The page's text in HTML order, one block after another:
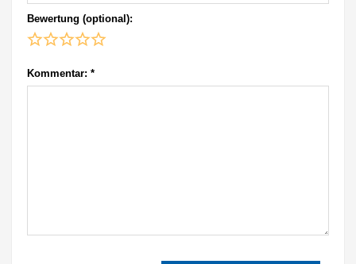
Bewertung (optional):
Kommentar: *